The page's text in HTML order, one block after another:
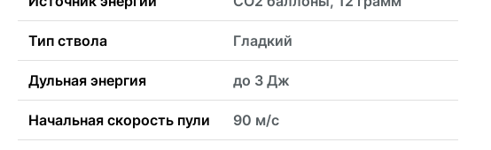
Тип ствола Гладкий
Дульная энергия до 3 Дж
Начальная скорость пули 90 м/с